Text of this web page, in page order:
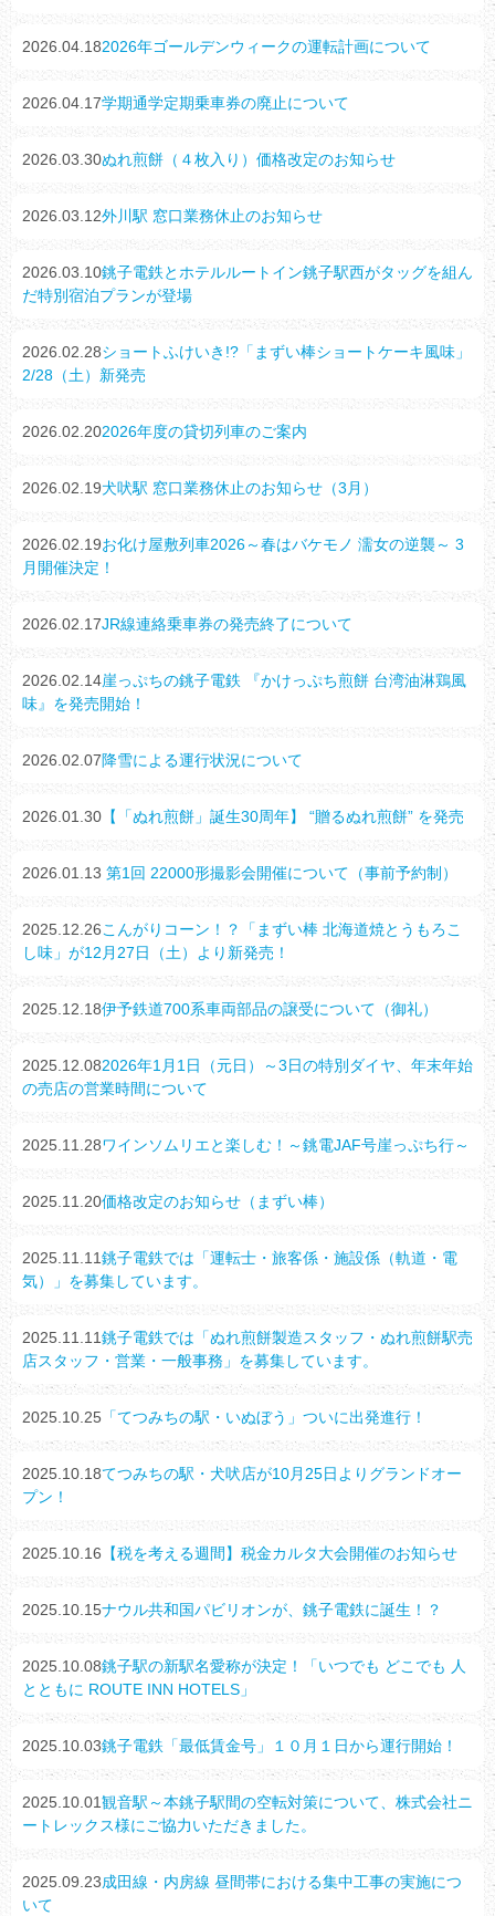
2026.04.182026年ゴールデンウィークの運転計画について
2026.04.17学期通学定期乗車券の廃止について
2026.03.30ぬれ煎餅（４枚入り）価格改定のお知らせ
2026.03.12外川駅 窓口業務休止のお知らせ
2026.03.10銚子電鉄とホテルルートイン銚子駅西がタッグを組ん
だ特別宿泊プランが登場
2026.02.28ショートふけいき!?「まずい棒ショートケーキ風味」
2/28（土）新発売
2026.02.202026年度の貸切列車のご案内
2026.02.19犬吠駅 窓口業務休止のお知らせ（3月）
2026.02.19お化け屋敷列車2026～春はバケモノ 濡女の逆襲～ 3
月開催決定！
2026.02.17JR線連絡乗車券の発売終了について
2026.02.14崖っぷちの銚子電鉄 『かけっぷち煎餅 台湾油淋鶏風
味』を発売開始！
2026.02.07降雪による運行状況について
2026.01.30 【「ぬれ煎餅」誕生30周年】 “贈るぬれ煎餅” を発売
2026.01.13 第1回 22000形撮影会開催について（事前予約制）
2025.12.26こんがりコーン！？「まずい棒 北海道焼とうもろこ
し味」が12月27日（土）より新発売！
2025.12.18伊予鉄道700系車両部品の譲受について（御礼）
2025.12.082026年1月1日（元日）～3日の特別ダイヤ、年末年始
の売店の営業時間について
2025.11.28ワインソムリエと楽しむ！～銚電JAF号崖っぷち行～
2025.11.20価格改定のお知らせ（まずい棒）
2025.11.11銚子電鉄では「運転士・旅客係・施設係（軌道・電
気）」を募集しています。
2025.11.11銚子電鉄では「ぬれ煎餅製造スタッフ・ぬれ煎餅駅売
店スタッフ・営業・一般事務」を募集しています。
2025.10.25 「てつみちの駅・いぬぼう」ついに出発進行！
2025.10.18てつみちの駅・犬吠店が10月25日よりグランドオー
プン！
2025.10.16 【税を考える週間】税金カルタ大会開催のお知らせ
2025.10.15ナウル共和国パビリオンが、銚子電鉄に誕生！？
2025.10.08銚子駅の新駅名愛称が決定！「いつでも どこでも 人
とともに ROUTE INN HOTELS」
2025.10.03銚子電鉄「最低賃金号」１０月１日から運行開始！
2025.10.01観音駅～本銚子駅間の空転対策について、株式会社ニ
ートレックス様にご協力いただきました。
2025.09.23成田線・内房線 昼間帯における集中工事の実施につ
いて